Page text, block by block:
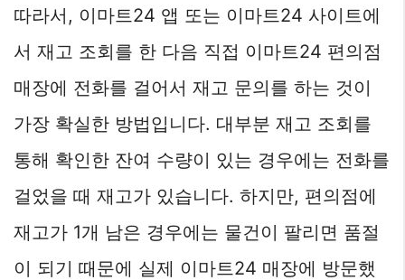
따라서, 이마트24 앱 또는 이마트24 사이트에
서 재고 조회를 한 다음 직접 이마트24 편의점
매장에 전화를 걸어서 재고 문의를 하는 것이
가장 확실한 방법입니다. 대부분 재고 조회를
통해 확인한 잔여 수량이 있는 경우에는 전화를
걸었을 때 재고가 있습니다. 하지만, 편의점에
재고가 1개 남은 경우에는 물건이 팔리면 품절
이 되기 때문에 실제 이마트24 매장에 방문했